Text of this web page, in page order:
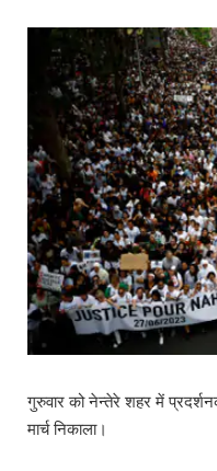
गुरुवार को नेन्तेरे शहर में
मार्च निकाला।